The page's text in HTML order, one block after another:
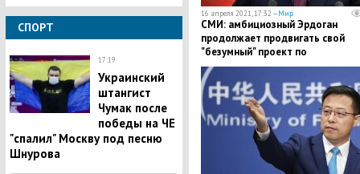
СПОРТ
17:19
Украинский
штангист
Чумак после
победы на ЧЕ
"спалил" Москву под песню
Шнурова
16 апреля 2021, 17:32 —Мир
СМИ: амбициозный Эрдоган
продолжает продвигать свой
"безумный" проект по
строительству канала "Стамбул"